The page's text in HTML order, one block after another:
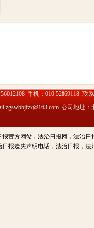
手机：010 52869118 联
公司地址
官方网站，法治日报网，法治
报遗失声明电话，法治日报，法